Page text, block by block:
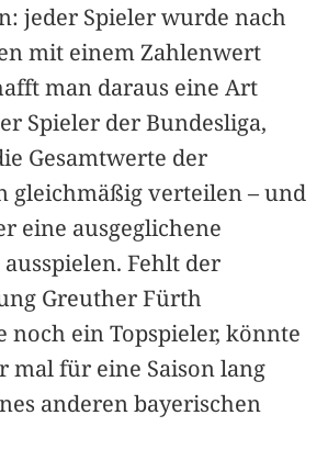
jeder Spieler wurde nach
mit einem Zahlenwert
man daraus eine Art
Spieler der Bundesliga,
Gesamtwerte der
gleichmäßig verteilen – und
eine ausgeglichene
Fehlt der
Greuther Fürth
noch ein Topspieler, könnte
mal für eine Saison lang
anderen bayerischen